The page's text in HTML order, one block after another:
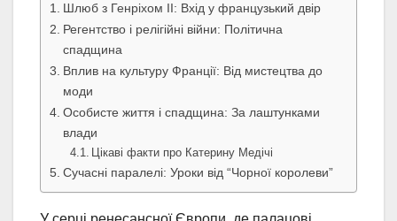
Шлюб з Генріхом II: Вхід у французький двір
Регентство і релігійні війни: Політична
спадщина
Вплив на культуру Франції: Від мистецтва до
моди
Особисте життя і спадщина: За лаштунками
влади
Цікаві факти про Катерину Медічі
Сучасні паралелі: Уроки від “Чорної королеви”